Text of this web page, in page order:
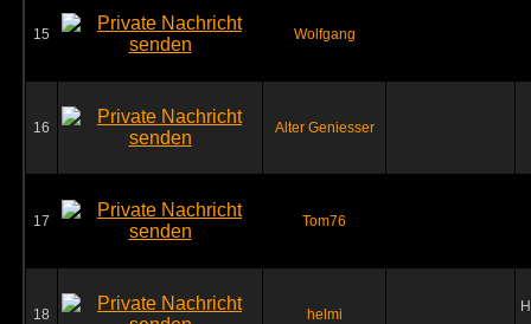
15 Wolfgang
16 Alter Geniesser
17 Tom76
18 helmi